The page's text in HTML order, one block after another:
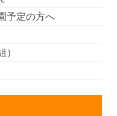
予定の方へ
）